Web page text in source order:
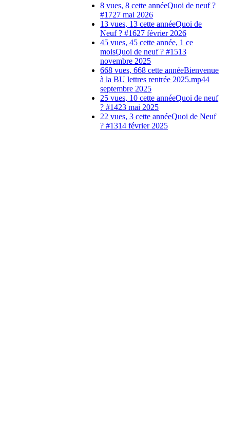
8 vues, 8 cette annéeQuoi de neuf ?
#1727 mai 2026
13 vues, 13 cette annéeQuoi de
Neuf ? #1627 février 2026
45 vues, 45 cette année, 1 ce
moisQuoi de neuf ? #1513
novembre 2025
668 vues, 668 cette annéeBienvenue
à la BU lettres rentrée 2025.mp44
septembre 2025
25 vues, 10 cette annéeQuoi de neuf
? #1423 mai 2025
22 vues, 3 cette annéeQuoi de Neuf
? #1314 février 2025